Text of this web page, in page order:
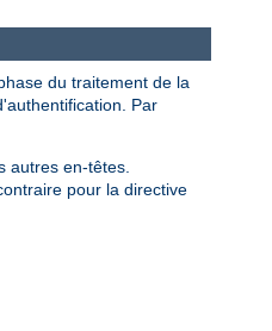
du traitement de la
Par
autres en-têtes.
pour la directive